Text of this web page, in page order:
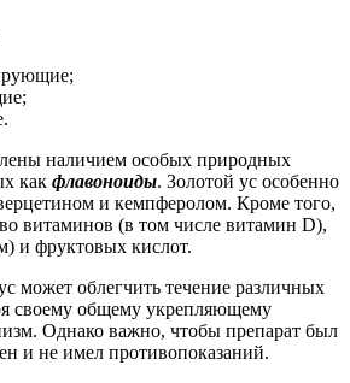
наличием особых природных
как флавоноиды. Золотой ус особенно
и кемпферолом. Кроме того,
витаминов (в том числе витамин D),
и фруктовых кислот.
может облегчить течение различных
своему общему укрепляющему
Однако важно, чтобы препарат был
и не имел противопоказаний.